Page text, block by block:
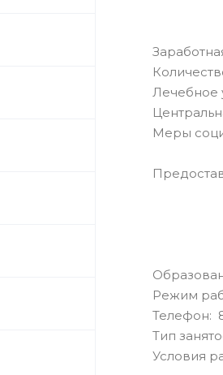
Лечебное
Меры
Режим
Телефон:
Тип
Условия